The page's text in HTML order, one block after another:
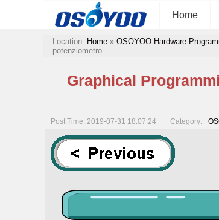
Home
Location: Home » OSOYOO Hardware
potenziometro
Graphical
Post Time: 2019-07-31 18:07:24 Category: